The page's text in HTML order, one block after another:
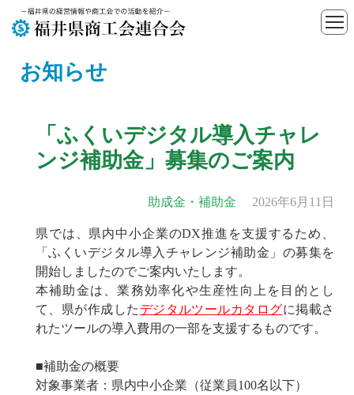
お知らせ
「ふくいデジタル導入チャレ
ンジ補助金」募集のご案内
助成金・補助金 2026年6月11日
県では、県内中小企業のDX推進を支援するため、
「ふくいデジタル導入チャレンジ補助金」の募集を
開始しましたのでご案内いたします。
本補助金は、業務効率化や生産性向上を目的とし
て、県が作成した デジタルツールカタログに掲載さ
れたツールの導入費用の一部を支援するものです。
■補助金の概要
対象事業者：県内中小企業（従業員100名以下）